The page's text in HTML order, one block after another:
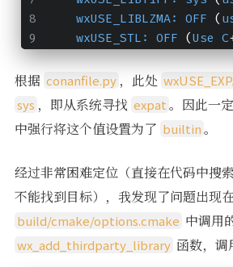
wxUSE_LIBLZMA: OFF (
wxUSE_STL: OFF (Use C
根据 conanfile.py ，此处
sys ，即从系统寻找 expat。因此一
中强行将这个值设置为了 builtin。
经过非常困难定位（直接在代码中搜索
不能找到目标），我发现了问题出现
build/cmake/options.cmake 中调用
wx_add_thirdparty_library 函数，调